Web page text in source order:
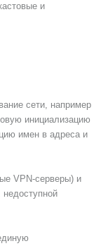
и
сети, например
инициализацию
имен в адреса и
VPN-серверы) и